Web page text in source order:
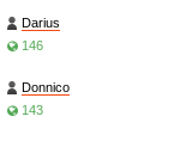
Darius
146
Donnico
143